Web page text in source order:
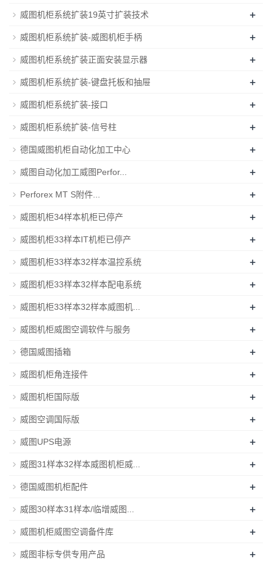
威图机柜系统扩装19英寸扩装技术 +
威图机柜系统扩装-威图机柜手柄 +
威图机柜系统扩装正面安装显示器 +
威图机柜系统扩装-键盘托板和抽屉 +
威图机柜系统扩装-接口 +
威图机柜系统扩装-信号柱 +
德国威图机柜自动化加工中心 +
威图自动化加工威图Perfor... +
Perforex MT S附件... +
威图机柜34样本机柜已停产 +
威图机柜33样本IT机柜已停产 +
威图机柜33样本32样本温控系统 +
威图机柜33样本32样本配电系统 +
威图机柜33样本32样本威图机... +
威图机柜威图空调软件与服务 +
德国威图插箱 +
威图机柜角连接件 +
威图机柜国际版 +
威图空调国际版 +
威图UPS电源 +
威图31样本32样本威图机柜威... +
德国威图机柜配件 +
威图30样本31样本/临增威图... +
威图机柜威图空调备件库 +
威图非标专供专用产品 +